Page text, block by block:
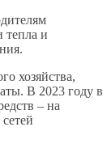
тепла и
хозяйства,
В 2023 году в
– на